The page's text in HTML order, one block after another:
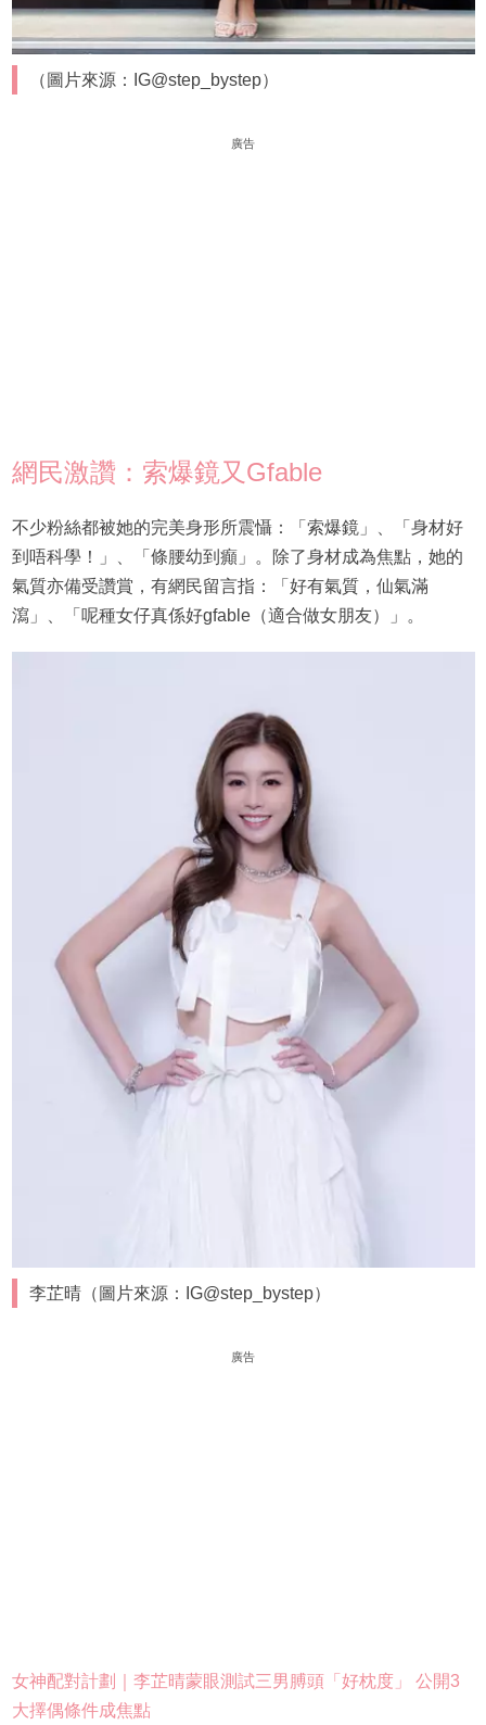
（圖片來源：IG@step_bystep）
廣告
網民激讚：索爆鏡又Gfable
不少粉絲都被她的完美身形所震懾：「索爆鏡」、「身材好
到唔科學！」、「條腰幼到癲」。除了身材成為焦點，她的
氣質亦備受讚賞，有網民留言指：「好有氣質，仙氣滿
瀉」、「呢種女仔真係好gfable（適合做女朋友）」。
李芷晴（圖片來源：IG@step_bystep）
廣告
女神配對計劃｜李芷晴蒙眼測試三男膊頭「好枕度」 公開3
大擇偶條件成焦點